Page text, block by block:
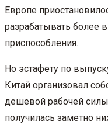
Европе
разрабатывать более
приспособления.
Но эстафету по
Китай организовал
дешевой рабочей
получилась заметно